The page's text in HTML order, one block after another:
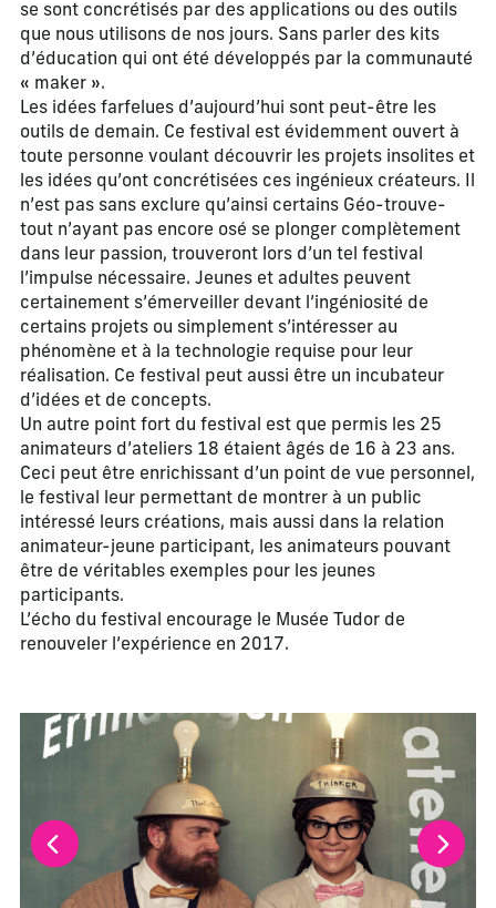
se sont concrétisés par des applications ou des outils
que nous utilisons de nos jours. Sans parler des kits
d’éducation qui ont été développés par la communauté
« maker ».
Les idées farfelues d’aujourd’hui sont peut-être les
outils de demain. Ce festival est évidemment ouvert à
toute personne voulant découvrir les projets insolites et
les idées qu’ont concrétisées ces ingénieux créateurs. Il
n’est pas sans exclure qu’ainsi certains Géo-trouve-
tout n’ayant pas encore osé se plonger complètement
dans leur passion, trouveront lors d’un tel festival
l’impulse nécessaire. Jeunes et adultes peuvent
certainement s’émerveiller devant l’ingéniosité de
certains projets ou simplement s’intéresser au
phénomène et à la technologie requise pour leur
réalisation. Ce festival peut aussi être un incubateur
d’idées et de concepts.
Un autre point fort du festival est que permis les 25
animateurs d’ateliers 18 étaient âgés de 16 à 23 ans.
Ceci peut être enrichissant d’un point de vue personnel,
le festival leur permettant de montrer à un public
intéressé leurs créations, mais aussi dans la relation
animateur-jeune participant, les animateurs pouvant
être de véritables exemples pour les jeunes
participants.
L’écho du festival encourage le Musée Tudor de
renouveler l’expérience en 2017.
La modification de la diapositive actuelle de ce